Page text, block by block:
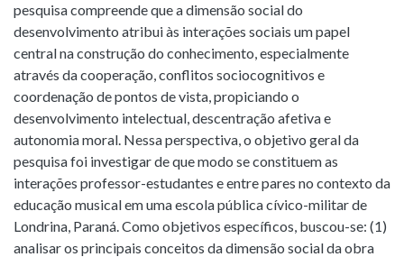
pesquisa compreende que a dimensão social do
desenvolvimento atribui às interações sociais um papel
central na construção do conhecimento, especialmente
através da cooperação, conflitos sociocognitivos e
coordenação de pontos de vista, propiciando o
desenvolvimento intelectual, descentração afetiva e
autonomia moral. Nessa perspectiva, o objetivo geral da
pesquisa foi investigar de que modo se constituem as
interações professor-estudantes e entre pares no contexto da
educação musical em uma escola pública cívico-militar de
Londrina, Paraná. Como objetivos específicos, buscou-se: (1)
analisar os principais conceitos da dimensão social da obra